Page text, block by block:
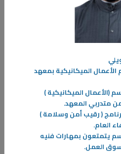
الميكانيكية بمعهد
(الأعمال الميكانيكية )
متدربي المعهد.
( رقيب أمن وسلامة )
العام.
يتمتعون بمهارات فنيه
العمل.